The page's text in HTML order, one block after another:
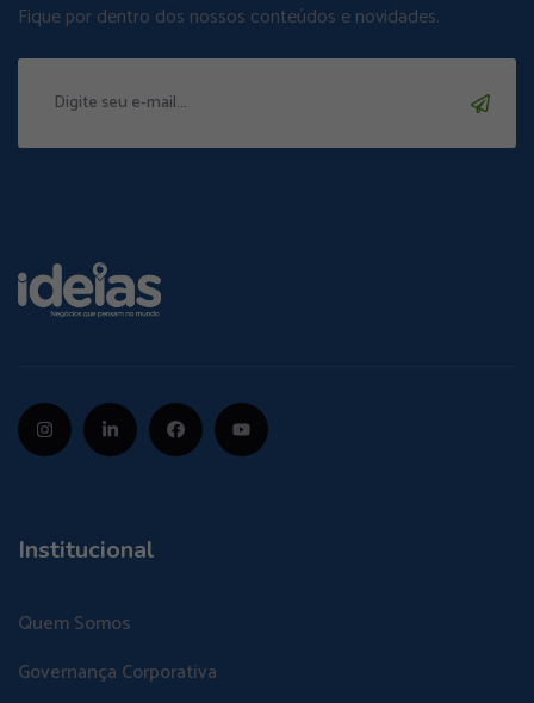
Fique por dentro dos nossos conteúdos e novidades.
Institucional
Quem Somos
Governança Corporativa